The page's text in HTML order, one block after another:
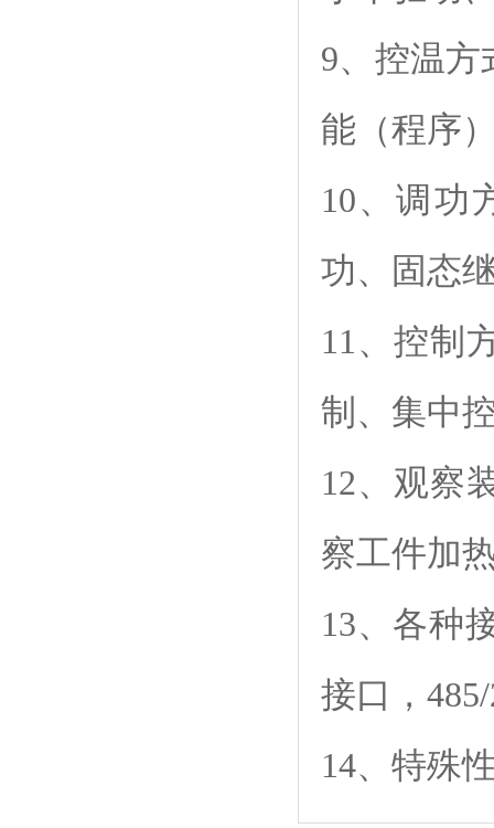
9、控温
能（程序
10、调功
功、固态
11、控制
制、集中
12、观察
察工件加
13、各种
接口，
14、特殊